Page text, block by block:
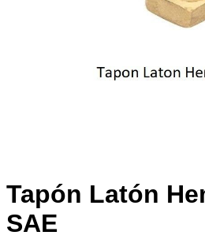
Tapón Latón
SAE